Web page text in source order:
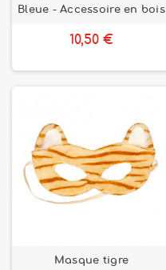
Bleue - Accessoire en bois
10,50 €
Masque tigre